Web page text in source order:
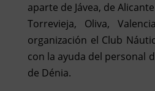
aparte de Jávea, de
Torrevieja, Oliva,
organización el Club
con la ayuda del personal
de Dénia.